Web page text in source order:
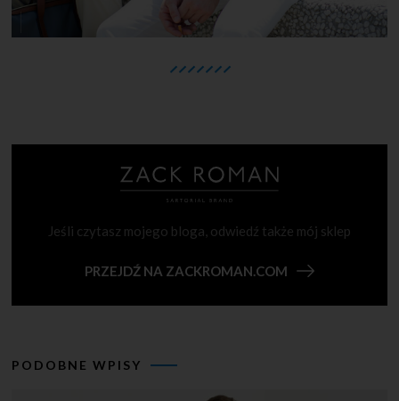
Jeśli czytasz mojego bloga, odwiedź także mój sklep
PRZEJDŹ NA ZACKROMAN.COM
PODOBNE WPISY